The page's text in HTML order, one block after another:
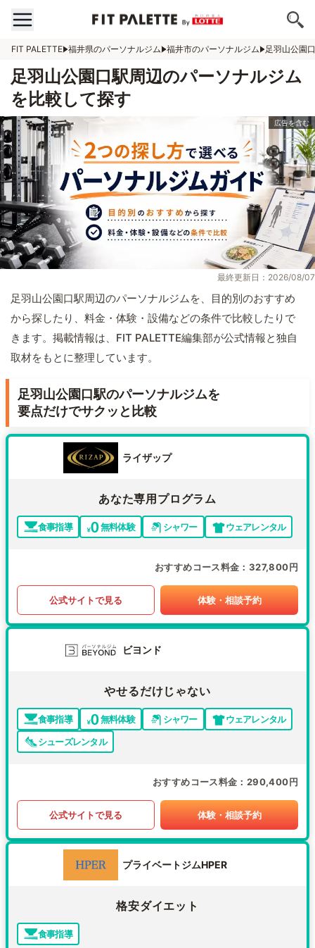
FIT PALETTE 福井県のパーソナルジム 福井市のパーソナルジム 足羽山公園
足羽山公園口駅周辺のパーソナルジム
を比較して探す
最終更新日：2026/08/07
足羽山公園口駅周辺のパーソナルジムを、目的別のおすすめ
から探したり、料金・体験・設備などの条件で比較したりで
きます。掲載情報は、FIT PALETTE編集部が公式情報と独自
取材をもとに整理しています。
足羽山公園口駅のパーソナルジムを
要点だけでサクッと比較
ライザップ
あなた専用プログラム
食事指導 無料体験 シャワー ウェアレンタル
おすすめコース料金 327,800円
公式サイトで見る 体験・相談予約
ビヨンド
やせるだけじゃない
食事指導 無料体験 シャワー
ウェアレンタル
シューズレンタル
おすすめコース料金 290,400円
公式サイトで見る 体験・相談予約
プライベートジムHPER
格安ダイエット
食事指導